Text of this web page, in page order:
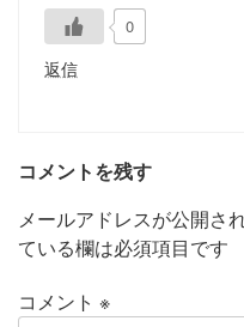
0
返信
コメントを残す
メールアドレスが公開さ
ている欄は必須項目です
コメント ※